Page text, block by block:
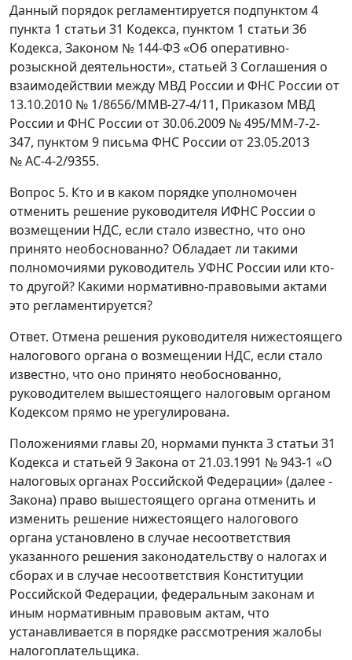
Данный порядок регламентируется подпунктом 4
пункта 1 статьи 31 Кодекса, пунктом 1 статьи 36
Кодекса, Законом № 144-ФЗ «Об оперативно-
розыскной деятельности», статьей 3 Соглашения о
взаимодействии между МВД России и ФНС России от
13.10.2010 № 1/8656/ММВ-27-4/11, Приказом МВД
России и ФНС России от 30.06.2009 № 495/ММ-7-2-
347, пунктом 9 письма ФНС России от 23.05.2013
№ АС-4-2/9355.
Вопрос 5. Кто и в каком порядке уполномочен
отменить решение руководителя ИФНС России о
возмещении НДС, если стало известно, что оно
принято необоснованно? Обладает ли такими
полномочиями руководитель УФНС России или кто-
то другой? Какими нормативно-правовыми актами
это регламентируется?
Ответ. Отмена решения руководителя нижестоящего
налогового органа о возмещении НДС, если стало
известно, что оно принято необоснованно,
руководителем вышестоящего налоговым органом
Кодексом прямо не урегулирована.
Положениями главы 20, нормами пункта 3 статьи 31
Кодекса и статьей 9 Закона от 21.03.1991 № 943-1 «О
налоговых органах Российской Федерации» (далее -
Закона) право вышестоящего органа отменить и
изменить решение нижестоящего налогового
органа установлено в случае несоответствия
указанного решения законодательству о налогах и
сборах и в случае несоответствия Конституции
Российской Федерации, федеральным законам и
иным нормативным правовым актам, что
устанавливается в порядке рассмотрения жалобы
налогоплательщика.